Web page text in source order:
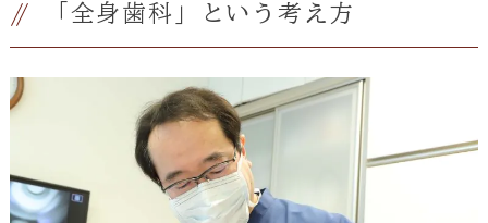
「全身歯科」という考え方